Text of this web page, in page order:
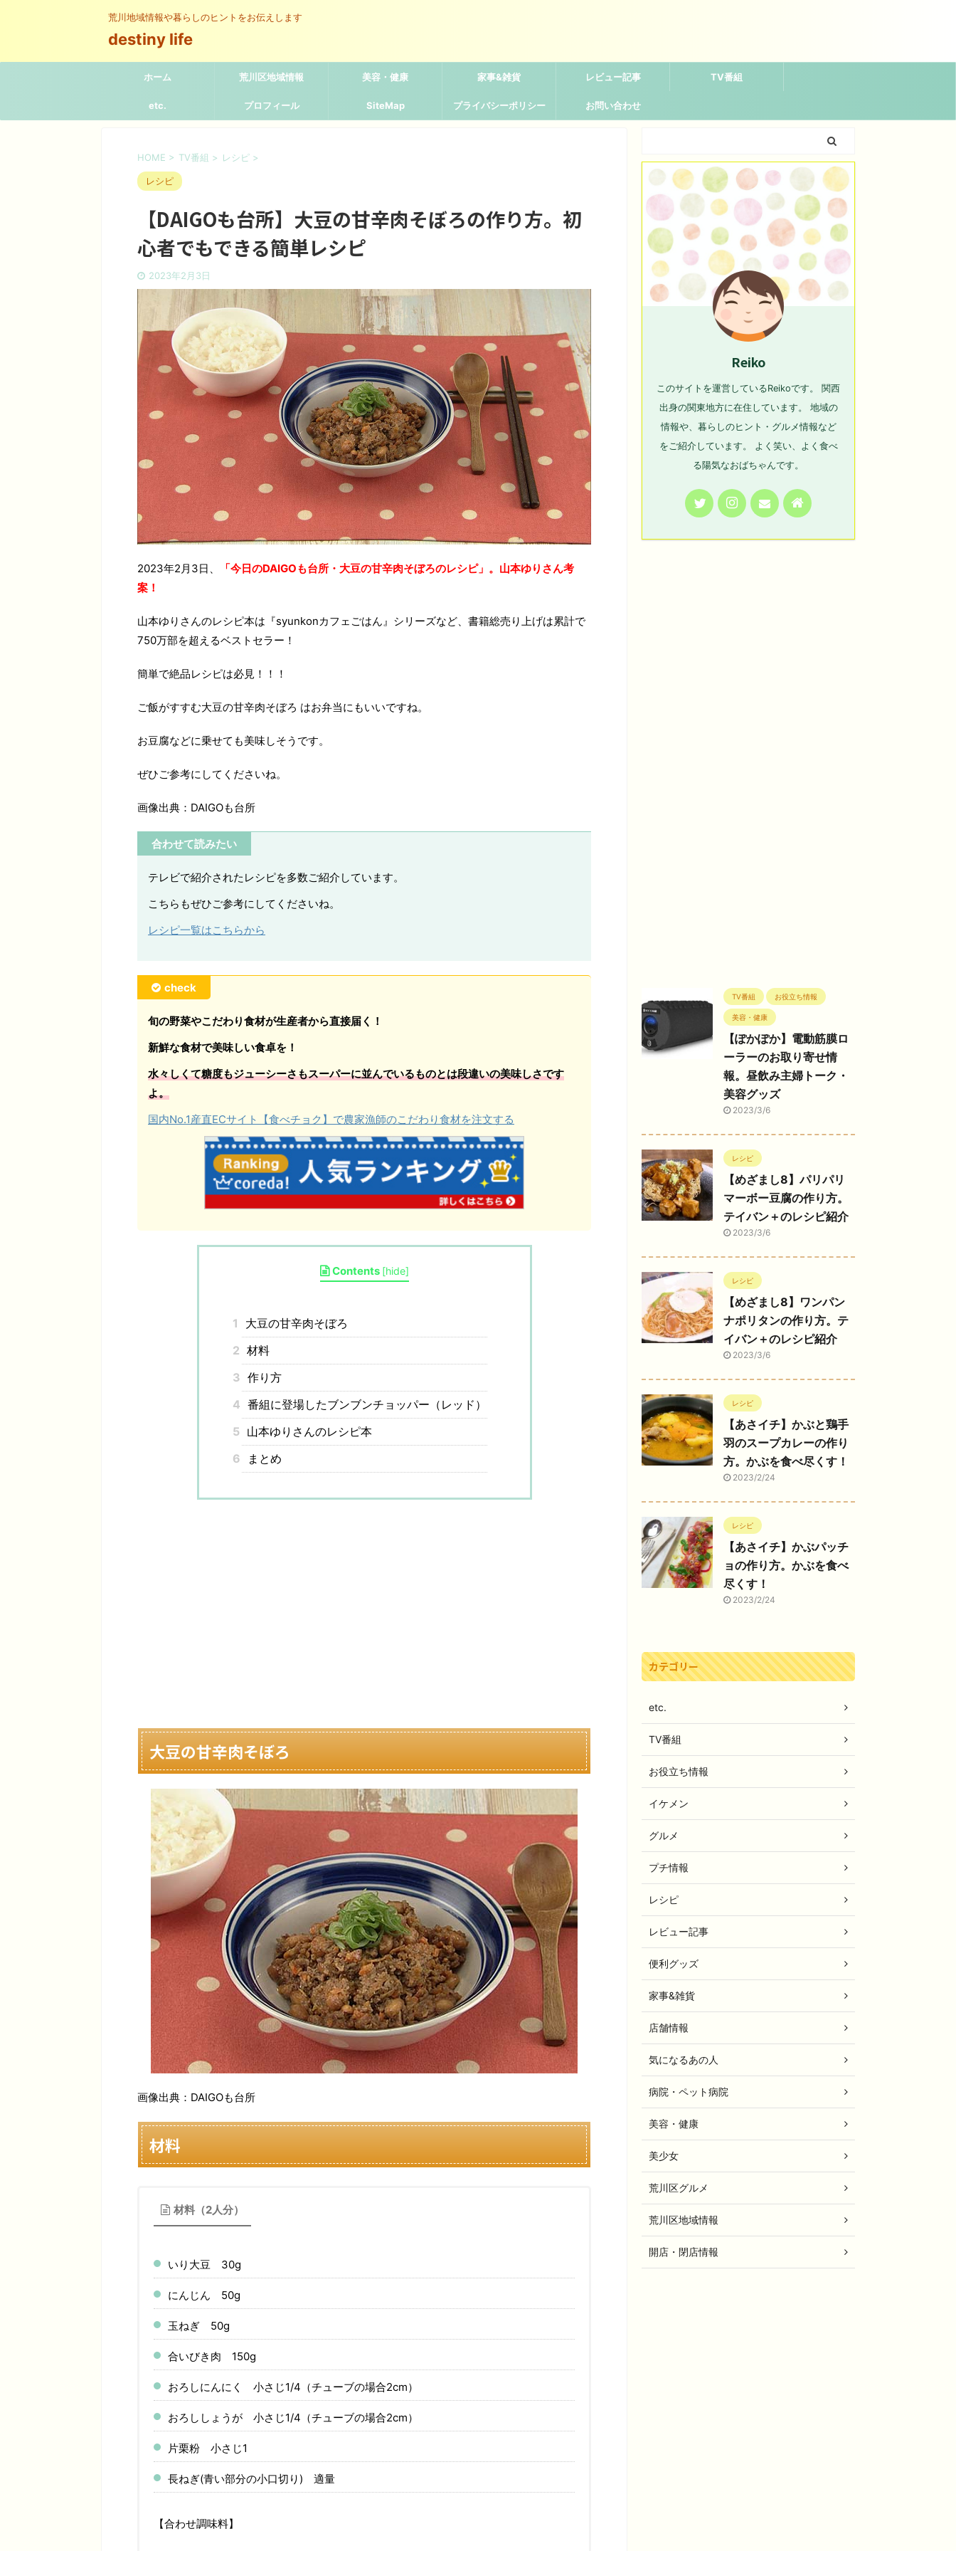
荒川地域情報や暮らしのヒントをお伝えします
destiny life
ホーム 荒川区地域情報 美容・健康 家事&雑貨 レビュー記事 TV番組
etc. プロフィール SiteMap プライバシーポリシー お問い合わせ
HOME > TV番組 > レシピ >
レシピ
【DAIGOも台所】大豆の甘辛肉そぼろの作り方。初
心者でもできる簡単レシピ
2023年2月3日
2023年2月3日、 「今日のDAIGOも台所・大豆の甘辛肉そぼろのレシピ」 。山本ゆりさん考
案！
山本ゆりさんのレシピ本は『syunkonカフェごはん』シリーズなど、書籍総売り上げは累計で
750万部を超えるベストセラー！
簡単で絶品レシピは必見！！！
ご飯がすすむ大豆の甘辛肉そぼろ はお弁当にもいいですね。
お豆腐などに乗せても美味しそうです。
ぜひご参考にしてくださいね。
画像出典：DAIGOも台所
合わせて読みたい
テレビで紹介されたレシピを多数ご紹介しています。
こちらもぜひご参考にしてくださいね。
レシピ一覧はこちらから
check
旬の野菜やこだわり食材が生産者から直接届く！
新鮮な食材で美味しい食卓を！
水々しくて糖度もジューシーさもスーパーに並んでいるものとは段違いの美味しさです
よ。
国内No.1産直ECサイト【食べチョク】で農家漁師のこだわり食材を注文する
Contents [hide]
1
大豆の甘辛肉そぼろ
2 材料
3 作り方
4 番組に登場したブンブンチョッパー（レッド）
5 山本ゆりさんのレシピ本
6
まとめ
大豆の甘辛肉そぼろ
画像出典：DAIGOも台所
材料
材料（2人分）
いり大豆 30g
にんじん 50g
玉ねぎ 50g
合いびき肉 150g
おろしにんにく 小さじ1/4（チューブの場合2cm）
おろししょうが 小さじ1/4（チューブの場合2cm）
片栗粉 小さじ1
長ねぎ(青い部分の小口切り) 適量
【合わせ調味料】
Reiko
このサイトを運営しているReikoです。 関西
出身の関東地方に在住しています。 地域の
情報や、暮らしのヒント・グルメ情報など
をご紹介しています。 よく笑い、よく食べ
る陽気なおばちゃんです。
TV番組 お役立ち情報
美容・健康
【ぽかぽか】電動筋膜ロ
ーラーのお取り寄せ情
報。昼飲み主婦トーク・
美容グッズ
2023/3/6
レシピ
【めざまし8】パリパリ
マーボー豆腐の作り方。
テイバン＋のレシピ紹介
2023/3/6
レシピ
【めざまし8】ワンパン
ナポリタンの作り方。テ
イバン＋のレシピ紹介
2023/3/6
レシピ
【あさイチ】かぶと鶏手
羽のスープカレーの作り
方。かぶを食べ尽くす！
2023/2/24
レシピ
【あさイチ】かぶパッチ
ョの作り方。かぶを食べ
尽くす！
2023/2/24
カテゴリー
etc.
TV番組
お役立ち情報
イケメン
グルメ
プチ情報
レシピ
レビュー記事
便利グッズ
家事&雑貨
店舗情報
気になるあの人
病院・ペット病院
美容・健康
美少女
荒川区グルメ
荒川区地域情報
開店・閉店情報